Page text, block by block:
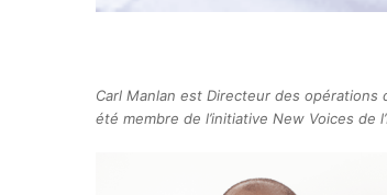
Carl Manlan est Directeur des opérations
été membre de l’initiative New Voices de